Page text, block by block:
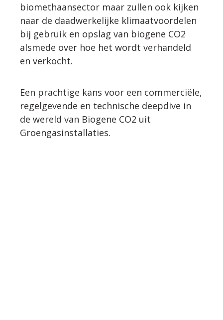
biomethaansector maar zullen ook kijken
naar de daadwerkelijke klimaatvoordelen
bij gebruik en opslag van biogene CO2
alsmede over hoe het wordt verhandeld
en verkocht.
Een prachtige kans voor een commerciële,
regelgevende en technische deepdive in
de wereld van Biogene CO2 uit
Groengasinstallaties.